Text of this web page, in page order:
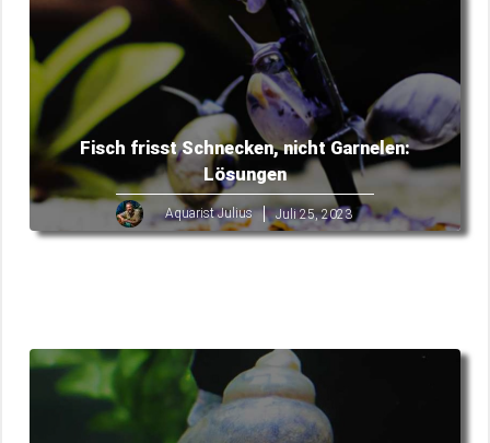
Fisch frisst Schnecken, nicht Garnelen:
Lösungen
Aquarist Julius Juli 25, 2023